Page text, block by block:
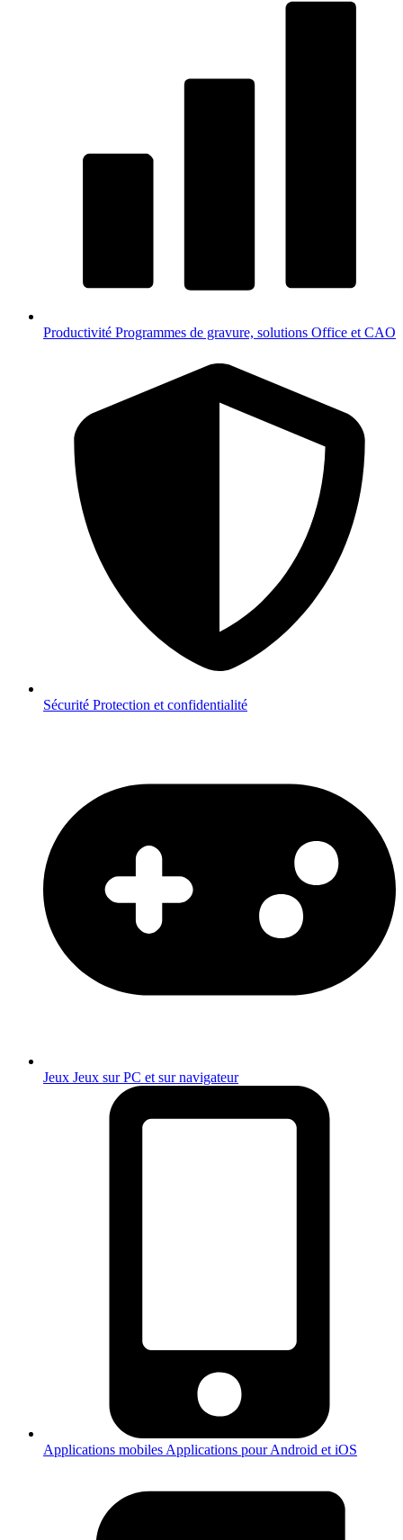
Productivité Programmes de gravure, solutions Office et CAO
Sécurité Protection et confidentialité
Jeux Jeux sur PC et sur navigateur
Applications mobiles Applications pour Android et iOS